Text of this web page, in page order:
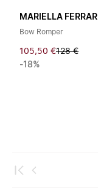
MARIELLA FERRARI
Bow Romper
105,50 €128 €
-18%